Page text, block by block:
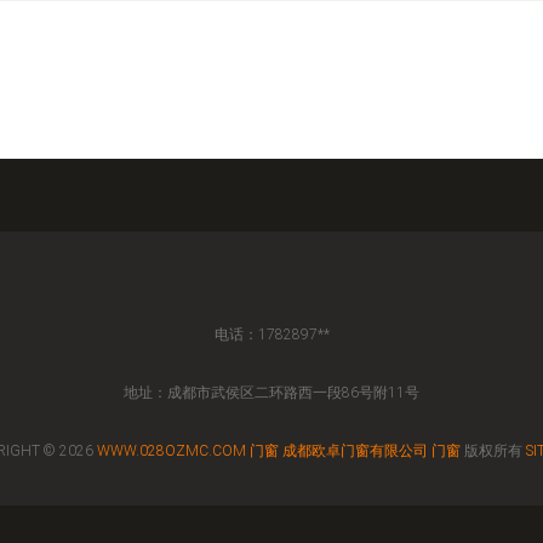
电话：1782897**
地址：成都市武侯区二环路西一段86号附11号
© 2026 WWW.028OZMC.COM 门窗 成都欧卓门窗有限公司 门窗版权所有